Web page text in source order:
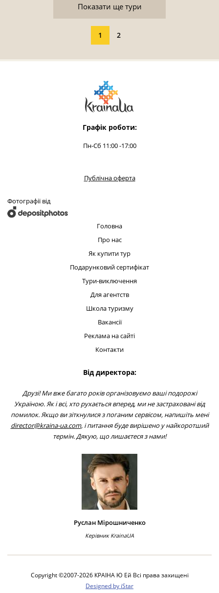
Показати ще тури
1 2
Графік роботи:
Пн-Сб 11:00 -17:00
Публічна оферта
Фотографії від
Головна
Про нас
Як купити тур
Подарунковий сертифікат
Тури-виключення
Для агентств
Школа туризму
Вакансії
Реклама на сайті
Контакти
Від директора:
Друзі! Ми вже багато років організовуємо ваші подорожі
Україною. Як і всі, хто рухається вперед, ми не застраховані від
помилок. Якщо ви зіткнулися з поганим сервісом, напишіть мені
director@kraina-ua.com, і питання буде вирішено у найкоротший
термін. Дякую, що лишаєтеся з нами!
Руслан Мірошниченко
Керівник KrainaUA
Copyright ©2007-2026 КРАІНА Ю Ей Всi права захищенi
Designed by iStar